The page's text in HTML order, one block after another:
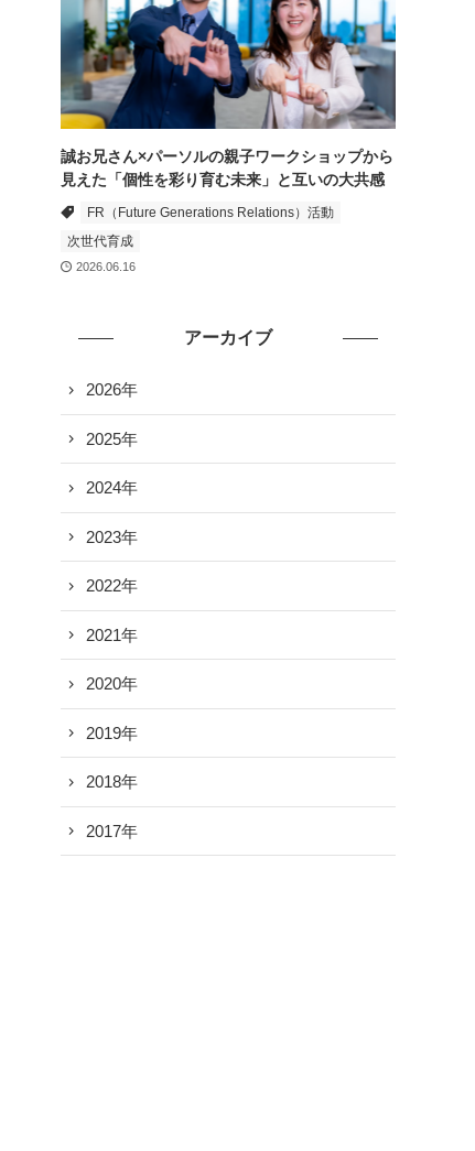
誠お兄さん×パーソルの親子ワークショップから
見えた「個性を彩り育む未来」と互いの大共感
FR（Future Generations Relations）活動
次世代育成
2026.06.16
アーカイブ
2026年
2025年
2024年
2023年
2022年
2021年
2020年
2019年
2018年
2017年